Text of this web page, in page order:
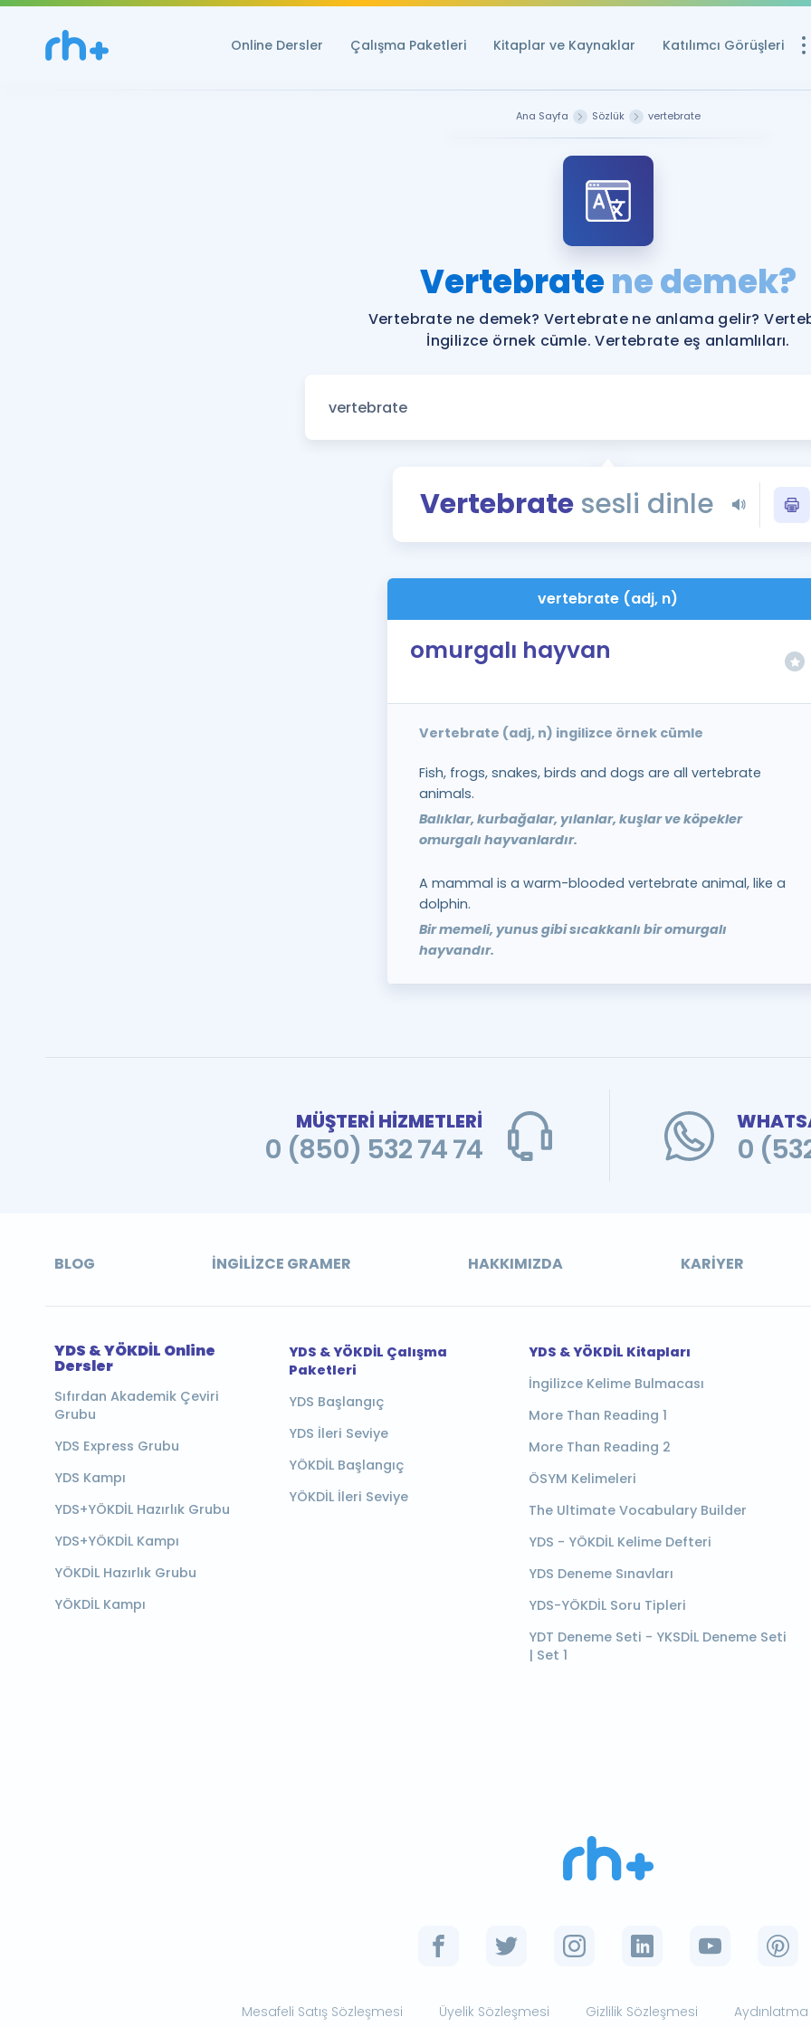
Online Dersler Çalışma Paketleri Kitaplar ve Kaynaklar Katılımcı Görüşleri
YDS ve YÖKDİL
YDS ve YÖKDİL'e
Tüm ÖSYM
YDS - YÖKDİL
İngilizce
Ana Sayfa Sözlük vertebrate
Vertebratene demek?
Vertebrate ne demek? Vertebrate ne anlama gelir?
İngilizce örnek cümle. Vertebrate eş anlamlıları.
Vertebratesesli dinle
vertebrate (adj, n)
omurgalı hayvan
Vertebrate (adj, n) ingilizce örnek cümle
Fish, frogs, snakes, birds and dogs are all vertebrate
animals.
Balıklar, kurbağalar, yılanlar, kuşlar ve köpekler
omurgalı hayvanlardır.
A mammal is a warm-blooded vertebrate animal, like a
dolphin.
Bir memeli, yunus gibi sıcakkanlı bir omurgalı
hayvandır.
MÜŞTERİ HİZMETLERİ
0 (850) 532 74 74 0
BLOG İNGILIZCE GRAMER HAKKIMIZDA KARIYER
YDS & YÖKDİL Online
Dersler
Sıfırdan Akademik Çeviri
Grubu
YDS Express Grubu
YDS Kampı
YDS+YÖKDİL Hazırlık Grubu
YDS+YÖKDİL Kampı
YÖKDİL Hazırlık Grubu
YÖKDİL Kampı
YDS & YÖKDİL Çalışma
Paketleri
YDS Başlangıç
YDS İleri Seviye
YÖKDİL Başlangıç
YÖKDİL İleri Seviye
YDS & YÖKDİL Kitapları
İngilizce Kelime Bulmacası
More Than Reading 1
More Than Reading 2
ÖSYM Kelimeleri
The Ultimate Vocabulary Builder
YDS - YÖKDİL Kelime Defteri
YDS Deneme Sınavları
YDS-YÖKDİL Soru Tipleri
YDT Deneme Seti - YKSDİL Deneme Seti
| Set 1
Mesafeli Satış Sözleşmesi Üyelik Sözleşmesi Gizlilik Sözleşmesi